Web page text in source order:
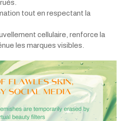
tout en respectant la
cellulaire, renforce la
les marques visibles.